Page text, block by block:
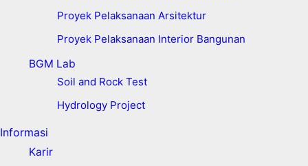
Proyek Pelaksanaan Arsitektur
Proyek Pelaksanaan Interior Bangunan
BGM Lab
Soil and Rock Test
Hydrology Project
Informasi
Karir